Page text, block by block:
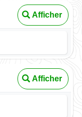
Afficher
Afficher